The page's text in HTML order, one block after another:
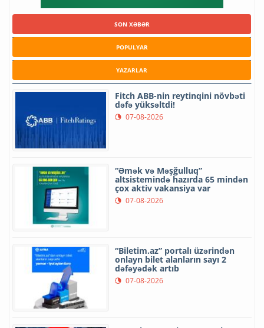
SON XƏBƏR
POPULYAR
YAZARLAR
Fitch ABB-nin reytinqini növbəti
dəfə yüksəltdi!
07-08-2026
“Əmək və Məşğulluq”
altsistemində hazırda 65 mindən
çox aktiv vakansiya var
07-08-2026
“Biletim.az” portalı üzərindən
onlayn bilet alanların sayı 2
dəfəyədək artıb
07-08-2026